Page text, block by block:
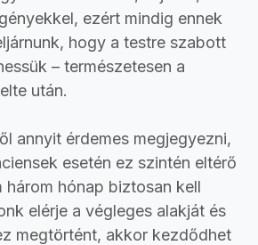
ezért mindig ennek
hogy a testre szabott
– természetesen a
után.
annyit érdemes megjegyezni,
esetén ez szintén eltérő
három hónap biztosan kell
elérje a végleges alakját és
megtörtént, akkor kezdődhet